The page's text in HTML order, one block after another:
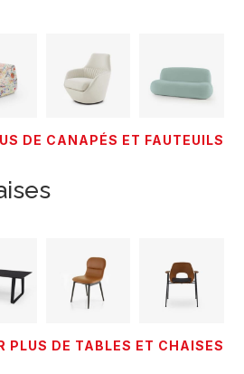
DE CANAPÉS ET FAUTEUILS
PLUS DE TABLES ET CHAISES